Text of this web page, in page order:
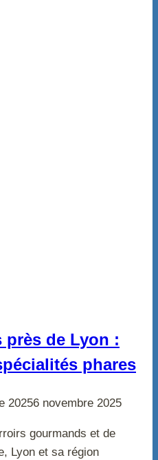
près de Lyon :
phares
20256 novembre 2025
gourmands et de
Lyon et sa région